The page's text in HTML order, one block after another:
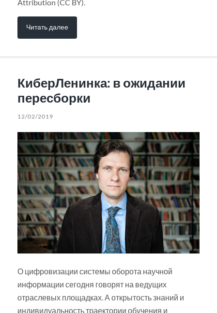
Attribution (CC BY).
Читать далее
КиберЛенинка: в ожидании
пересборки
12/02/2019
О цифровизации системы оборота научной
информации сегодня говорят на ведущих
отраслевых площадках. А открытость знаний и
индивидуальность траектории обучения и